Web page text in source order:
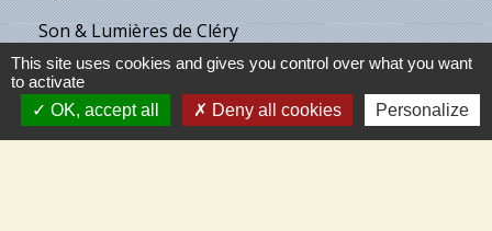
Son & Lumières de Cléry
Maison de retraite de Villecante
This site uses cookies and gives you control over what you want
to activate
OK, accept all
Deny all cookies Personalize